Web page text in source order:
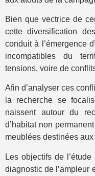
Bien que vectrice de
cette diversification
conduit à l’émergence
incompatibles du
tensions, voire de
Afin d’analyser ces
la recherche se
naissent autour du
d’habitat non
meublées destinées aux
Les objectifs de
diagnostic de l’ampleur